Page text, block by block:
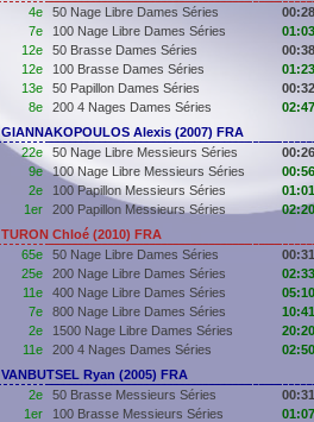
4e
50 Nage Libre Dames Séries
7e
100 Nage Libre Dames Séries
12e
50 Brasse Dames Séries
12e
100 Brasse Dames Séries
13e
50 Papillon Dames Séries
8e
200 4 Nages Dames Séries
GIANNAKOPOULOS Alexis (2007) FRA
22e
50 Nage Libre Messieurs Séries
9e
100 Nage Libre Messieurs Séries
2e
100 Papillon Messieurs Séries
1er
200 Papillon Messieurs Séries
TURON Chloé (2010) FRA
65e
50 Nage Libre Dames Séries
25e
200 Nage Libre Dames Séries
11e
400 Nage Libre Dames Séries
7e
800 Nage Libre Dames Séries
2e
1500 Nage Libre Dames Séries
11e
200 4 Nages Dames Séries
VANBUTSEL Ryan (2005) FRA
2e
50 Brasse Messieurs Séries
1er
100 Brasse Messieurs Séries